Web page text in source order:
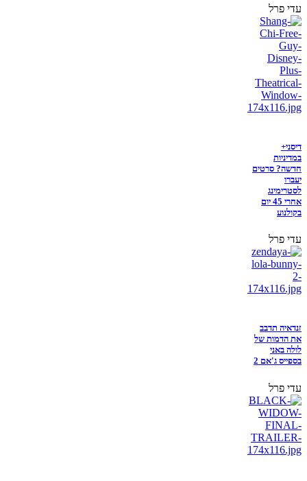
עדי פרל
דיסני+
במדיניות
חדשה? סרטים
יעברו
לסטרימינג
אחרי 45 יום
בקולנוע
עדי פרל
זנדאיה תדבב
את הדמות של
לולה באני
בספייס ג'אם 2
עדי פרל